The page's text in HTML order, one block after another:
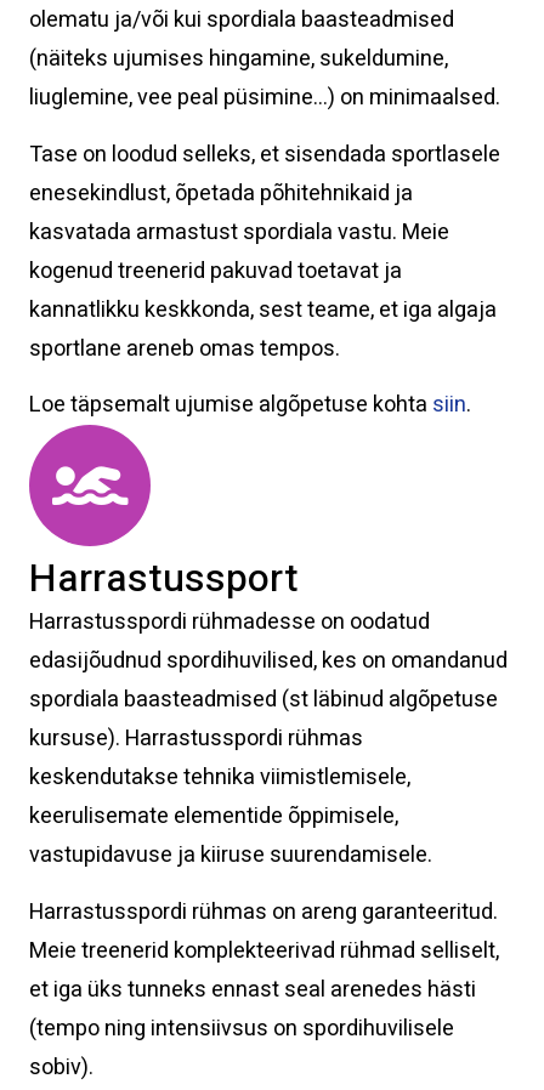
olematu ja/või kui spordiala baasteadmised
(näiteks ujumises hingamine, sukeldumine,
liuglemine, vee peal püsimine…) on minimaalsed.
Tase on loodud selleks, et sisendada sportlasele
enesekindlust, õpetada põhitehnikaid ja
kasvatada armastust spordiala vastu. Meie
kogenud treenerid pakuvad toetavat ja
kannatlikku keskkonda, sest teame, et iga algaja
sportlane areneb omas tempos.
Loe täpsemalt ujumise algõpetuse kohta siin.
Harrastussport
Harrastusspordi rühmadesse on oodatud
edasijõudnud spordihuvilised, kes on omandanud
spordiala baasteadmised (st läbinud algõpetuse
kursuse). Harrastusspordi rühmas
keskendutakse tehnika viimistlemisele,
keerulisemate elementide õppimisele,
vastupidavuse ja kiiruse suurendamisele.
Harrastusspordi rühmas on areng garanteeritud.
Meie treenerid komplekteerivad rühmad selliselt,
et iga üks tunneks ennast seal arenedes hästi
(tempo ning intensiivsus on spordihuvilisele
sobiv).